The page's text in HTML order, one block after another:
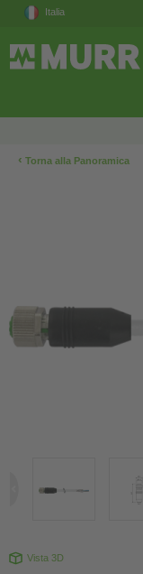
Italia
‹ Torna alla Panoramica
Vista 3D